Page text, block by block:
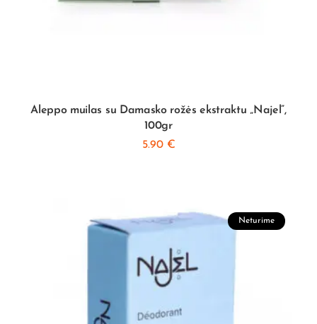
Aleppo muilas su Damasko rožės ekstraktu „Najel”,
100gr
5.90 €
Neturime